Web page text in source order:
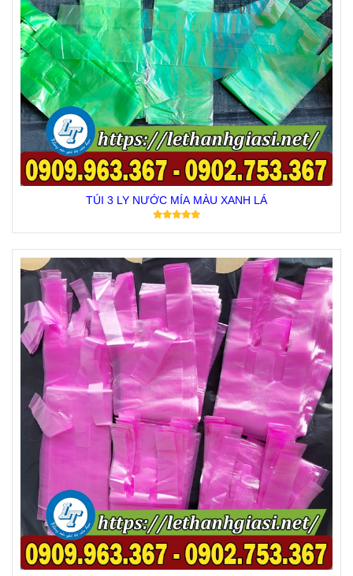
TÚI 3 LY NƯỚC MÍA MÀU XANH LÁ